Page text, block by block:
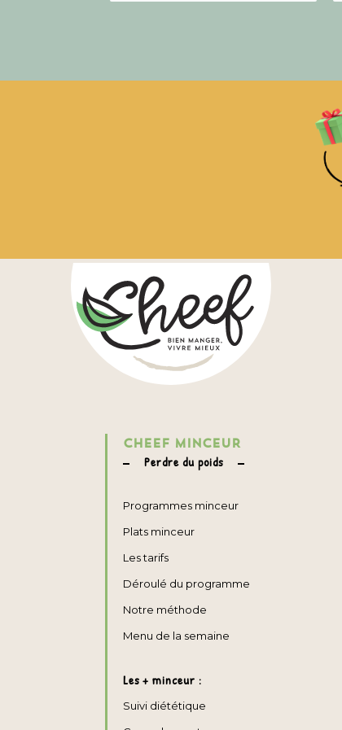
CHEEF MINCEUR
Perdre du poids
Programmes minceur
Plats minceur
Les tarifs
Déroulé du programme
Notre méthode
Menu de la semaine
Les + minceur :
Suivi diététique